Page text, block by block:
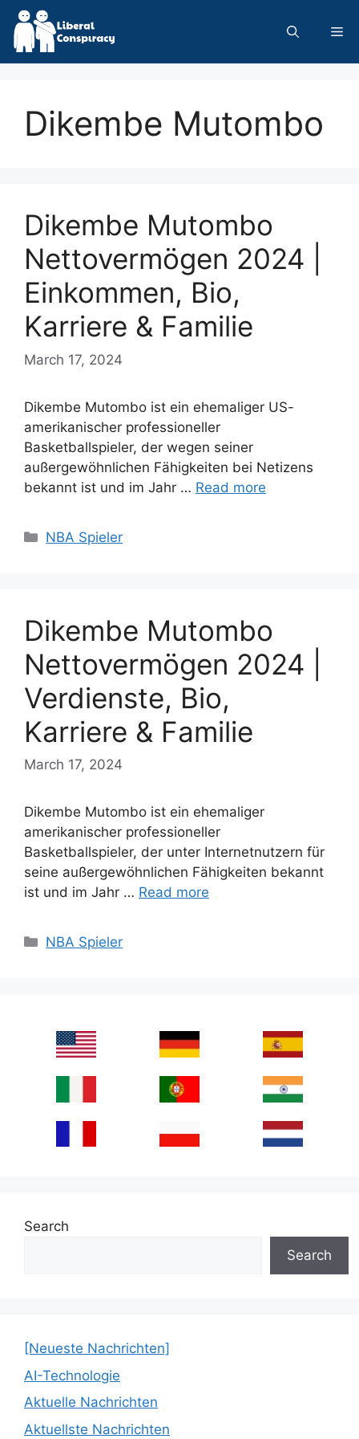
Skip
content
Dikembe Mutombo
Dikembe Mutombo
Nettovermögen 2024 |
Einkommen, Bio,
Karriere & Familie
March 17, 2024
Dikembe Mutombo ist ein ehemaliger US-
amerikanischer professioneller
Basketballspieler, der wegen seiner
außergewöhnlichen Fähigkeiten bei Netizens
bekannt ist und im Jahr … Read more
Categories
NBA Spieler
Dikembe Mutombo
Nettovermögen 2024 |
Verdienste, Bio,
Karriere & Familie
March 17, 2024
Dikembe Mutombo ist ein ehemaliger
amerikanischer professioneller
Basketballspieler, der unter Internetnutzern für
seine außergewöhnlichen Fähigkeiten bekannt
ist und im Jahr … Read more
Categories
NBA Spieler
Search
Search
[Neueste Nachrichten]
AI-Technologie
Aktuelle Nachrichten
Aktuellste Nachrichten